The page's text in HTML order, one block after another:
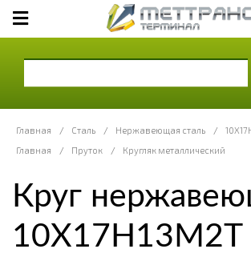
Главная / Сталь / Нержавеющая сталь /
Главная
/ Пруток / Кругляк металлический
Круг
10Х17Н13М2Т